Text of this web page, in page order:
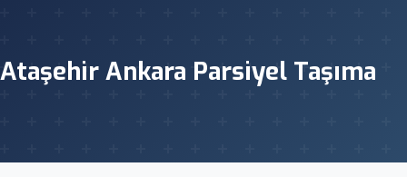
Ataşehir Ankara Parsiyel Taşıma